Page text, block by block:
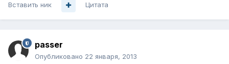
Вставить ник Цитата
passer
Опубликовано 22 января, 2013